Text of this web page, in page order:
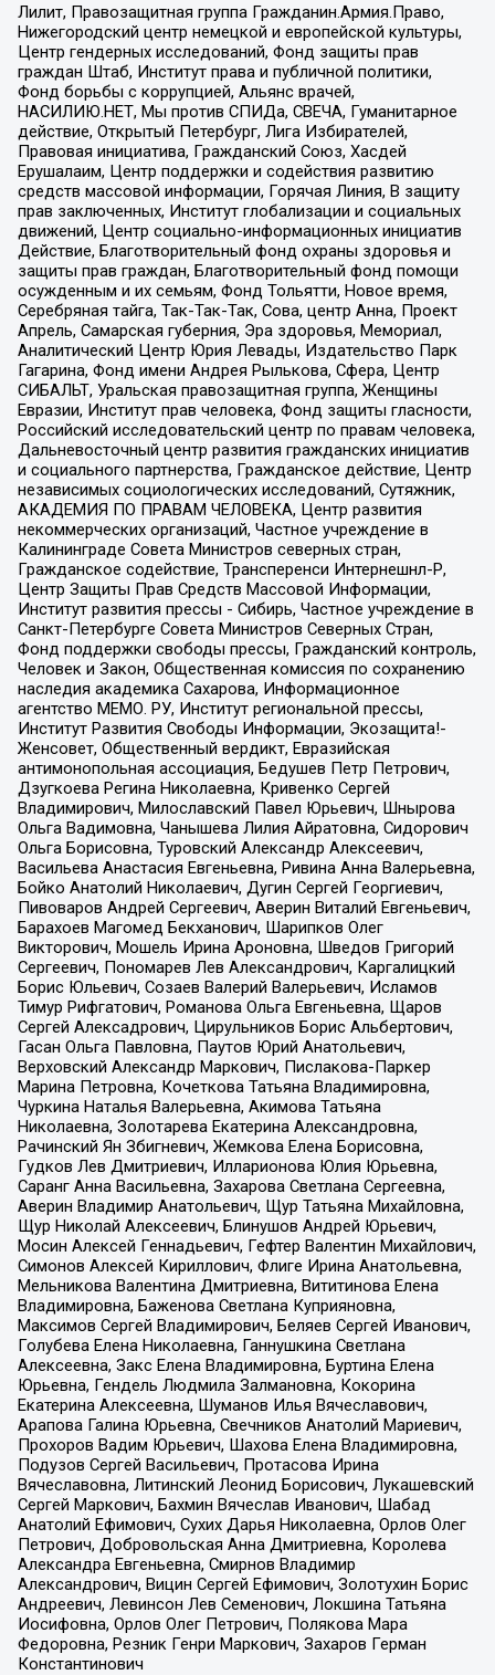
Лилит, Правозащитная группа Гражданин.Армия.Право,
Нижегородский центр немецкой и европейской культуры,
Центр гендерных исследований, Фонд защиты прав
граждан Штаб, Институт права и публичной политики,
Фонд борьбы с коррупцией, Альянс врачей,
НАСИЛИЮ.НЕТ, Мы против СПИДа, СВЕЧА, Гуманитарное
действие, Открытый Петербург, Лига Избирателей,
Правовая инициатива, Гражданский Союз, Хасдей
Ерушалаим, Центр поддержки и содействия развитию
средств массовой информации, Горячая Линия, В защиту
прав заключенных, Институт глобализации и социальных
движений, Центр социально-информационных инициатив
Действие, Благотворительный фонд охраны здоровья и
защиты прав граждан, Благотворительный фонд помощи
осужденным и их семьям, Фонд Тольятти, Новое время,
Серебряная тайга, Так-Так-Так, Сова, центр Анна, Проект
Апрель, Самарская губерния, Эра здоровья, Мемориал,
Аналитический Центр Юрия Левады, Издательство Парк
Гагарина, Фонд имени Андрея Рылькова, Сфера, Центр
СИБАЛЬТ, Уральская правозащитная группа, Женщины
Евразии, Институт прав человека, Фонд защиты гласности,
Российский исследовательский центр по правам человека,
Дальневосточный центр развития гражданских инициатив
и социального партнерства, Гражданское действие, Центр
независимых социологических исследований, Сутяжник,
АКАДЕМИЯ ПО ПРАВАМ ЧЕЛОВЕКА, Центр развития
некоммерческих организаций, Частное учреждение в
Калининграде Совета Министров северных стран,
Гражданское содействие, Трансперенси Интернешнл-Р,
Центр Защиты Прав Средств Массовой Информации,
Институт развития прессы - Сибирь, Частное учреждение в
Санкт-Петербурге Совета Министров Северных Стран,
Фонд поддержки свободы прессы, Гражданский контроль,
Человек и Закон, Общественная комиссия по сохранению
наследия академика Сахарова, Информационное
агентство МЕМО. РУ, Институт региональной прессы,
Институт Развития Свободы Информации, Экозащита!-
Женсовет, Общественный вердикт, Евразийская
антимонопольная ассоциация, Бедушев Петр Петрович,
Дзугкоева Регина Николаевна, Кривенко Сергей
Владимирович, Милославский Павел Юрьевич, Шнырова
Ольга Вадимовна, Чанышева Лилия Айратовна, Сидорович
Ольга Борисовна, Туровский Александр Алексеевич,
Васильева Анастасия Евгеньевна, Ривина Анна Валерьевна,
Бойко Анатолий Николаевич, Дугин Сергей Георгиевич,
Пивоваров Андрей Сергеевич, Аверин Виталий Евгеньевич,
Барахоев Магомед Бекханович, Шарипков Олег
Викторович, Мошель Ирина Ароновна, Шведов Григорий
Сергеевич, Пономарев Лев Александрович, Каргалицкий
Борис Юльевич, Созаев Валерий Валерьевич, Исламов
Тимур Рифгатович, Романова Ольга Евгеньевна, Щаров
Сергей Алексадрович, Цирульников Борис Альбертович,
Гасан Ольга Павловна, Паутов Юрий Анатольевич,
Верховский Александр Маркович, Пислакова-Паркер
Марина Петровна, Кочеткова Татьяна Владимировна,
Чуркина Наталья Валерьевна, Акимова Татьяна
Николаевна, Золотарева Екатерина Александровна,
Рачинский Ян Збигневич, Жемкова Елена Борисовна,
Гудков Лев Дмитриевич, Илларионова Юлия Юрьевна,
Саранг Анна Васильевна, Захарова Светлана Сергеевна,
Аверин Владимир Анатольевич, Щур Татьяна Михайловна,
Щур Николай Алексеевич, Блинушов Андрей Юрьевич,
Мосин Алексей Геннадьевич, Гефтер Валентин Михайлович,
Симонов Алексей Кириллович, Флиге Ирина Анатольевна,
Мельникова Валентина Дмитриевна, Вититинова Елена
Владимировна, Баженова Светлана Куприяновна,
Максимов Сергей Владимирович, Беляев Сергей Иванович,
Голубева Елена Николаевна, Ганнушкина Светлана
Алексеевна, Закс Елена Владимировна, Буртина Елена
Юрьевна, Гендель Людмила Залмановна, Кокорина
Екатерина Алексеевна, Шуманов Илья Вячеславович,
Арапова Галина Юрьевна, Свечников Анатолий Мариевич,
Прохоров Вадим Юрьевич, Шахова Елена Владимировна,
Подузов Сергей Васильевич, Протасова Ирина
Вячеславовна, Литинский Леонид Борисович, Лукашевский
Сергей Маркович, Бахмин Вячеслав Иванович, Шабад
Анатолий Ефимович, Сухих Дарья Николаевна, Орлов Олег
Петрович, Добровольская Анна Дмитриевна, Королева
Александра Евгеньевна, Смирнов Владимир
Александрович, Вицин Сергей Ефимович, Золотухин Борис
Андреевич, Левинсон Лев Семенович, Локшина Татьяна
Иосифовна, Орлов Олег Петрович, Полякова Мара
Федоровна, Резник Генри Маркович, Захаров Герман
Константинович